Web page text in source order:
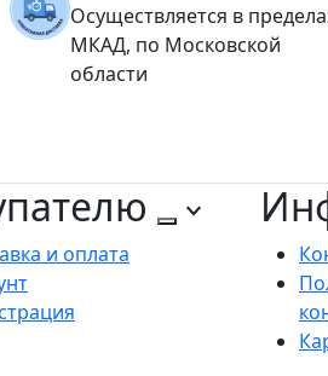
Осуществляется в
МКАД, по Московской
области
и оплата